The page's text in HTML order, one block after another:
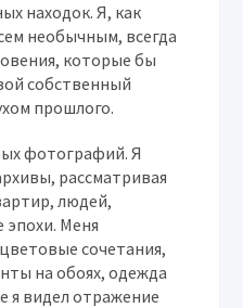
находок. Я, как
необычным, всегда
которые бы
собственный
прошлого.
фотографий. Я
рассматривая
людей,
Меня
сочетания,
на обоях, одежда
я видел отражение